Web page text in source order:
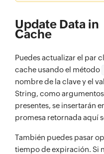
Update Data in
Cache
Puedes actualizar el par
cache usando el método
nombre de la clave y el
String, como
presentes, se insertarán
promesa retornada aquí
También puedes pasar
tiempo de expiración. Si